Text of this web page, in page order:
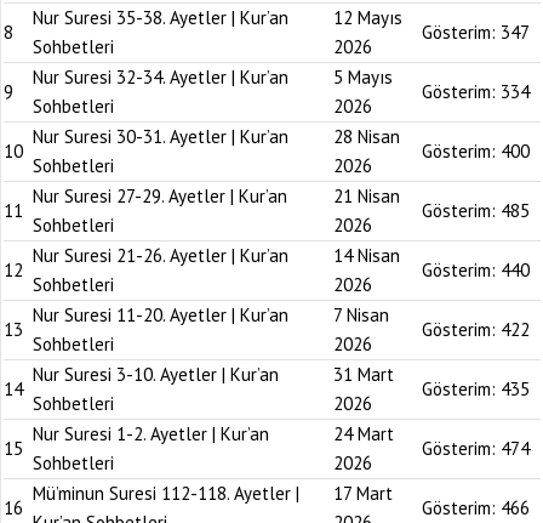
8
Nur Suresi 35-38. Ayetler | Kur’an
Sohbetleri
12 Mayıs
2026
Gösterim: 347
9
Nur Suresi 32-34. Ayetler | Kur’an
Sohbetleri
5 Mayıs
2026
Gösterim: 334
10
Nur Suresi 30-31. Ayetler | Kur’an
Sohbetleri
28 Nisan
2026
Gösterim: 400
11
Nur Suresi 27-29. Ayetler | Kur’an
Sohbetleri
21 Nisan
2026
Gösterim: 485
12
Nur Suresi 21-26. Ayetler | Kur’an
Sohbetleri
14 Nisan
2026
Gösterim: 440
13
Nur Suresi 11-20. Ayetler | Kur’an
Sohbetleri
7 Nisan
2026
Gösterim: 422
14
Nur Suresi 3-10. Ayetler | Kur’an
Sohbetleri
31 Mart
2026
Gösterim: 435
15
Nur Suresi 1-2. Ayetler | Kur’an
Sohbetleri
24 Mart
2026
Gösterim: 474
16
Mü’minun Suresi 112-118. Ayetler |
17 Mart
Gösterim: 466